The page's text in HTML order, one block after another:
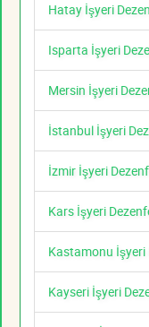
Hatay İşyeri
Isparta İşyeri
Mersin İşyeri
İstanbul İşyeri
İzmir İşyeri
Kars İşyeri
Kastamonu İşyeri
Kayseri İşyeri